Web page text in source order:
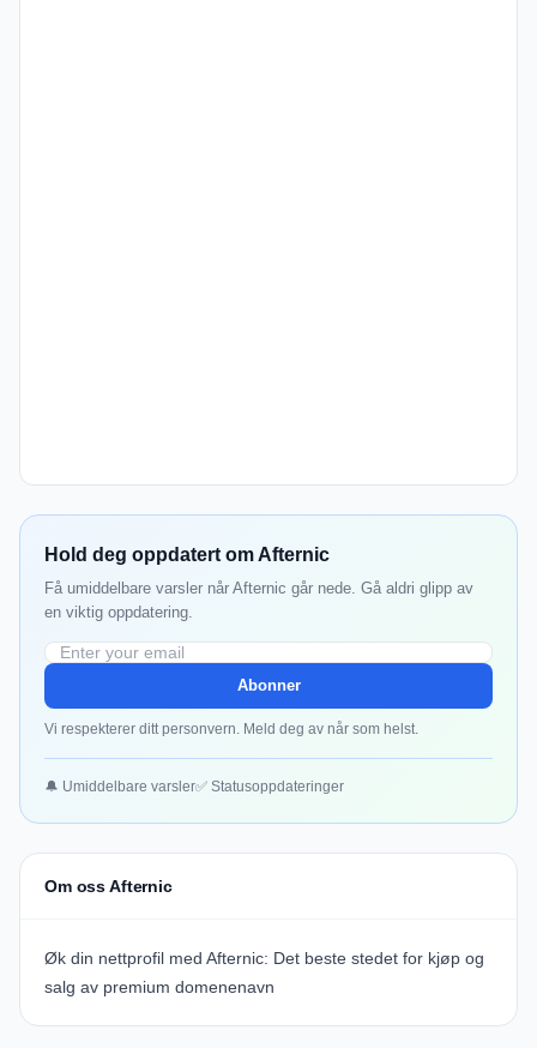
Hold deg oppdatert om Afternic
Få umiddelbare varsler når Afternic går nede. Gå aldri glipp av
en viktig oppdatering.
Abonner
Vi respekterer ditt personvern. Meld deg av når som helst.
🔔 Umiddelbare varsler✅ Statusoppdateringer
Om oss Afternic
Øk din nettprofil med Afternic: Det beste stedet for kjøp og
salg av premium domenenavn